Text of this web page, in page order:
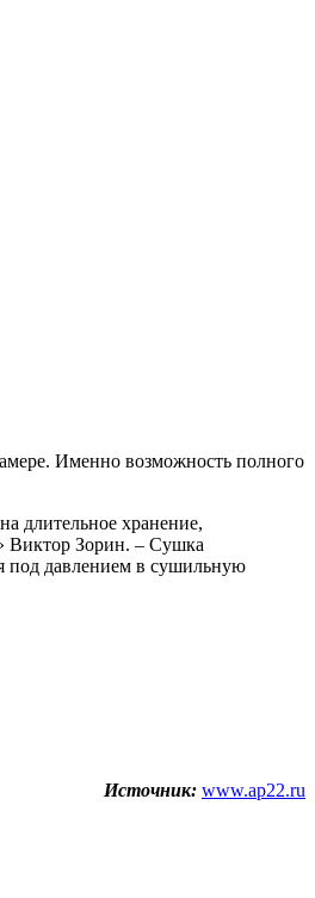
Именно возможность полного
длительное хранение,
Виктор Зорин. – Сушка
под давлением в сушильную
Источник: www.ap22.ru